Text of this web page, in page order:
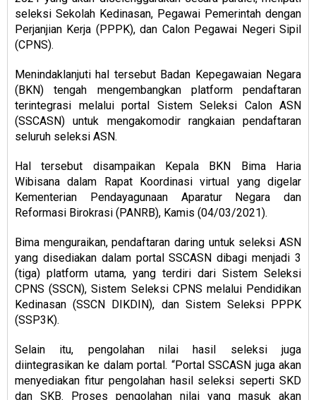
seleksi Sekolah Kedinasan, Pegawai Pemerintah dengan
Perjanjian Kerja (PPPK), dan Calon Pegawai Negeri Sipil
(CPNS).
Menindaklanjuti hal tersebut Badan Kepegawaian Negara
(BKN) tengah mengembangkan platform pendaftaran
terintegrasi melalui portal Sistem Seleksi Calon ASN
(SSCASN) untuk mengakomodir rangkaian pendaftaran
seluruh seleksi ASN.
Hal tersebut disampaikan Kepala BKN Bima Haria
Wibisana dalam Rapat Koordinasi virtual yang digelar
Kementerian Pendayagunaan Aparatur Negara dan
Reformasi Birokrasi (PANRB), Kamis (04/03/2021).
Bima menguraikan, pendaftaran daring untuk seleksi ASN
yang disediakan dalam portal SSCASN dibagi menjadi 3
(tiga) platform utama, yang terdiri dari Sistem Seleksi
CPNS (SSCN), Sistem Seleksi CPNS melalui Pendidikan
Kedinasan (SSCN DIKDIN), dan Sistem Seleksi PPPK
(SSP3K).
Selain itu, pengolahan nilai hasil seleksi juga
diintegrasikan ke dalam portal. “Portal SSCASN juga akan
menyediakan fitur pengolahan hasil seleksi seperti SKD
dan SKB. Proses pengolahan nilai yang masuk akan